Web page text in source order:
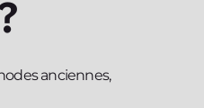
anciennes,